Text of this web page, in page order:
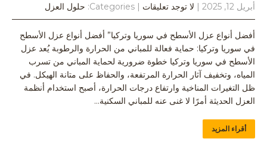
أبريل 12, 2025 | لا توجد تعليقات | Categories: حلول العزل
أفضل أنواع عزل الأسطح في سوريا وتركيا” أفضل أنواع عزل الأسطح
في سوريا وتركيا: حماية فعالة للمباني من الحرارة والرطوبة يُعد عزل
الأسطح في سوريا وتركيا خطوة ضرورية لحماية المباني من تسرب
المياه، وتخفيف آثار الحرارة المرتفعة، والحفاظ على متانة الهيكل. في
ظل التغيرات المناخية وارتفاع درجات الحرارة، أصبح استخدام أنظمة
العزل الحديثة أمرًا لا غنى عنه للمباني السكنية…
أقراء المزيد